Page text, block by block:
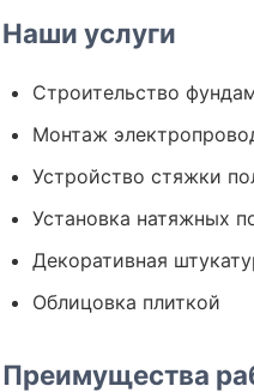
Наши услуги
Строительство
Монтаж
Устройство стяжки
Установка натяжных
Декоративная
Облицовка плиткой
Преимущества